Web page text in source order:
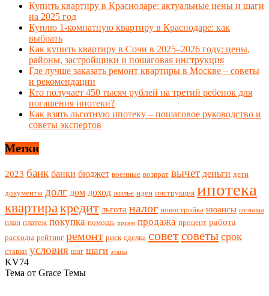
Купить квартиру в Краснодаре: актуальные цены и шаги
на 2025 год
Куплю 1-комнатную квартиру в Краснодаре: как
выбрать
Как купить квартиру в Сочи в 2025–2026 году: цены,
районы, застройщики и пошаговая инструкция
Где лучше заказать ремонт квартиры в Москве – советы
и рекомендации
Кто получает 450 тысяч рублей на третий ребенок для
погашения ипотеки?
Как взять льготную ипотеку – пошаговое руководство и
советы экспертов
Метки
2023 банк банки бюджет военные возврат вычет деньги дети
документы долг дом доход жилье идеи инструкция ипотека
квартира кредит льгота налог новостройка нюансы отзывы
план платеж покупка помощь прием продажа процент работа
расходы рейтинг ремонт риск сделка советсоветы срок
ставки условия шаг шаги этапы
KV74
Тема от Grace Темы